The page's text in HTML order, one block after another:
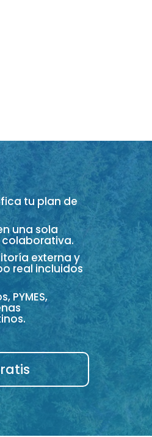
tu plan de
una sola
externa y
real incluidos
PYMES,